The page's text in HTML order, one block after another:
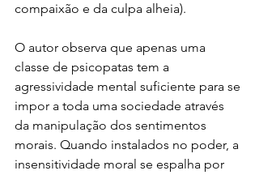
compaixão e da culpa alheia).
O autor observa que apenas uma
classe de psicopatas tem a
agressividade mental suficiente para se
impor a toda uma sociedade através
da manipulação dos sentimentos
morais. Quando instalados no poder, a
insensitividade moral se espalha por